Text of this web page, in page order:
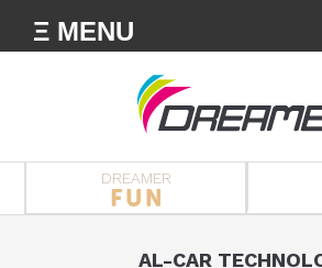
Ξ MENU
DREAMER
AL-CAR